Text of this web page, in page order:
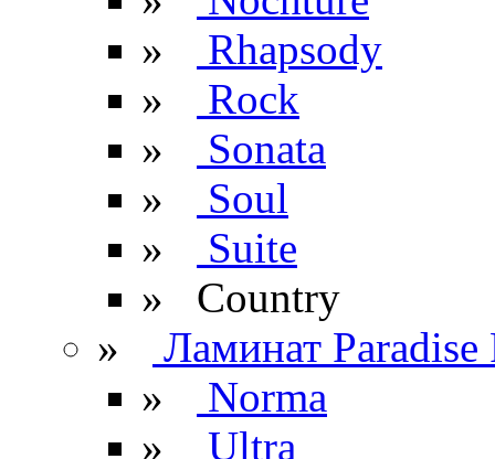
»
Rhapsody
»
Rock
»
Sonata
»
Soul
»
Suite
» Сountry
»
Ламинат Paradise
»
Norma
»
Ultra